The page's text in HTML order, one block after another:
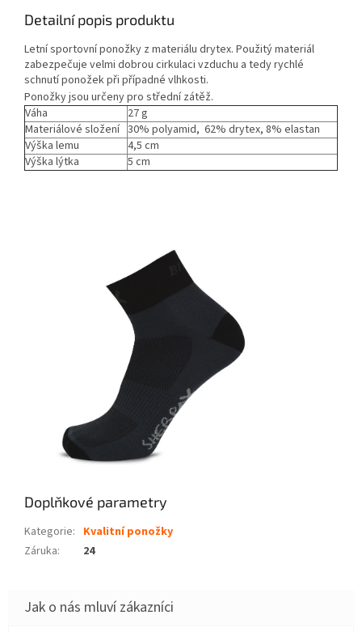
Detailní popis produktu
Letní sportovní ponožky z materiálu drytex. Použitý materiál
zabezpečuje velmi dobrou cirkulaci vzduchu a tedy rychlé
schnutí ponožek při případné vlhkosti.
Ponožky jsou určeny pro střední zátěž.
Váha
27 g
Materiálové složení 30% polyamid, 62% drytex, 8% elastan
Výška lemu
4,5 cm
Výška lýtka
5 cm
Doplňkové parametry
Kategorie: Kvalitní ponožky
Záruka: 24